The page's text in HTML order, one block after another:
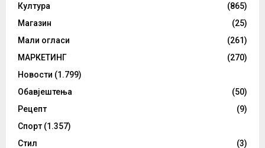
Култура
(865)
Магазин
(25)
Мали огласи
(261)
МАРКЕТИНГ
(270)
Новости (1.799)
Обавјештења
(50)
Рецепт
(9)
Спорт (1.357)
Стил
(3)